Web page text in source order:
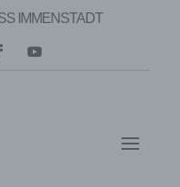
IMMENSTADT